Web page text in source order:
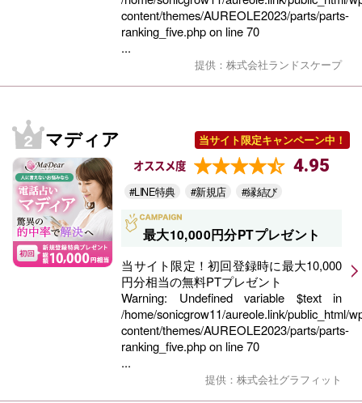
content/themes/AUREOLE2023/parts/parts-
ranking_five.phpon line70
...
提供：株式会社ランドスケープ
マディア 当サイト限定キャンペーン中！
オススメ度 4.95
#LINE特典 #新規店 #縁結び
最大10,000円分PTプレゼント
当サイト限定！初回登録時に最大10,000
円分相当の無料PTプレゼント
Warning: Undefined variable $text in
/home/sonicgrow11/aureole.link/public_html/
content/themes/AUREOLE2023/parts/parts-
ranking_five.phpon line70
...
提供：株式会社グラフィット